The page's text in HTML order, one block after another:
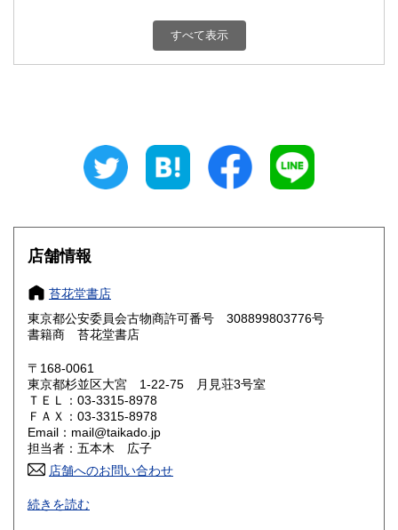
660円 富山県
660円 三重県
大阪府
奈良県
鳥取県 660円 島根県
岡山県
山口県 660円
香川県 660円
高知県 660円
佐賀県
すべて表示
店舗情報
苔花堂書店
東京都公安委員会古物商許可番号 308899803776号
書籍商 苔花堂書店
〒168-0061
東京都杉並区大宮 1-22-75 月見荘3号室
ＴＥＬ：03-3315-8978
ＦＡＸ：03-3315-8978
Email：mail@taikado.jp
担当者：五本木 広子
店舗へのお問い合わせ
●ずっと探していた本、今必要としている本、新しく発見した
本。気になる本を見つけていただければ幸いです。随筆・児
続きを読む